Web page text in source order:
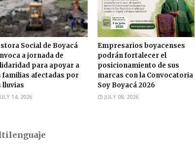
Social de Boyacá
a jornada de
para apoyar a
familias afectadas por
lluvias
14, 2026
Empresarios boyacenses
podrán fortalecer el
posicionamiento de sus
marcas con la Convocatoria
Soy Boyacá 2026
JULY 08, 2026